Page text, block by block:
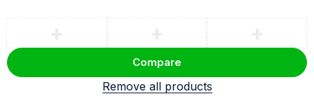
Compare
Remove all products